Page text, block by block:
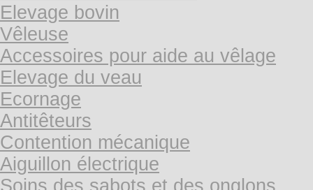
Elevage bovin
Vêleuse
Accessoires pour aide au vêlage
Elevage du veau
Ecornage
Antitêteurs
Contention mécanique
Aiguillon électrique
Soins des sabots et des onglons